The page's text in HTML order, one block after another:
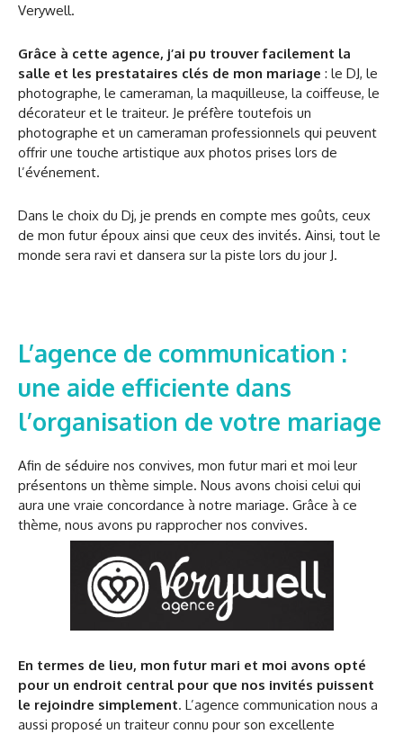
Verywell.
Grâce à cette agence, j’ai pu trouver facilement la
salle et les prestataires clés de mon mariage : le DJ, le
photographe, le cameraman, la maquilleuse, la coiffeuse, le
décorateur et le traiteur. Je préfère toutefois un
photographe et un cameraman professionnels qui peuvent
offrir une touche artistique aux photos prises lors de
l’événement.
Dans le choix du Dj, je prends en compte mes goûts, ceux
de mon futur époux ainsi que ceux des invités. Ainsi, tout le
monde sera ravi et dansera sur la piste lors du jour J.
L’agence de communication :
une aide efficiente dans
l’organisation de votre mariage
Afin de séduire nos convives, mon futur mari et moi leur
présentons un thème simple. Nous avons choisi celui qui
aura une vraie concordance à notre mariage. Grâce à ce
thème, nous avons pu rapprocher nos convives.
En termes de lieu, mon futur mari et moi avons opté
pour un endroit central pour que nos invités puissent
le rejoindre simplement. L’agence communication nous a
aussi proposé un traiteur connu pour son excellente